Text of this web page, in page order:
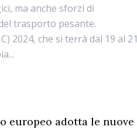
ma anche sforzi di
trasporto pesante.
2024, che si terrà dal 19 al 21
europeo adotta le nuove